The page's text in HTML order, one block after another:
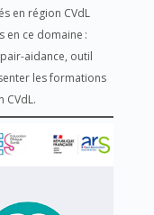
en région CVdL
en ce domaine :
aidance, outil
les formations
CVdL.